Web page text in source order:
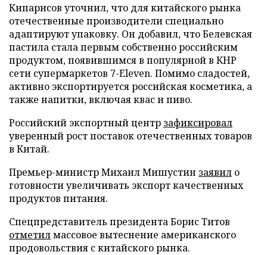
Кипарисов уточнил, что для китайского рынка
отечественные производители специально
адаптируют упаковку. Он добавил, что Белевская
пастила стала первым собственно российским
продуктом, появившимся в популярной в КНР
сети супермаркетов 7-Eleven. Помимо сладостей,
активно экспортируется российская косметика, а
также напитки, включая квас и пиво.
Российский экспортный центр зафиксировал
уверенный рост поставок отечественных товаров
в Китай.
Премьер-министр Михаил Мишустин заявил о
готовности увеличивать экспорт качественных
продуктов питания.
Спецпредставитель президента Борис Титов
отметилмассовое вытеснение американского
продовольствия с китайского рынка.